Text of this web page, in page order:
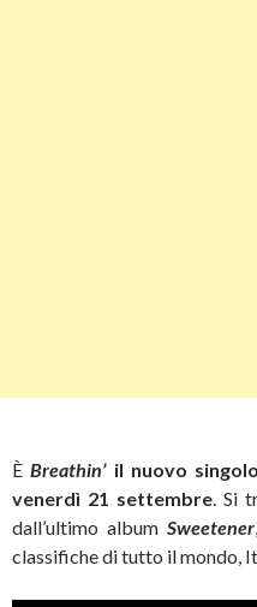
ÈBreathin’ il nuovo
venerdì 21 settembre . Si
dall’ultimo album Sweetener
classifiche di tutto il mondo,